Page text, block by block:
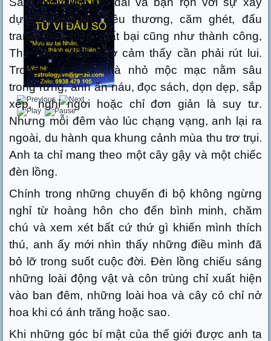
dựng, sáng tạo, yêu thương, căm ghét, đấu
tranh, thỏa hiệp, thất bại cũng như thành công,
The Fool – Gã Khờ cảm thấy cần phải rút lui.
Trong một ngôi nhà nhỏ mộc mạc nằm sâu
trong rừng, anh ẩn náu, đọc sách, dọn dẹp, sắp
xếp, nghỉ ngơi hoặc chỉ đơn giản là suy tư.
Nhưng mỗi đêm vào lúc chạng vạng, anh lại ra
ngoài, du hành qua khung cảnh mùa thu trơ trụi.
Anh ta chỉ mang theo một cây gậy và một chiếc
đèn lồng.
Chính trong những chuyến đi bộ không ngừng
nghỉ từ hoàng hôn cho đến bình minh, chăm
chú và xem xét bất cứ thứ gì khiến mình thích
thú, anh ấy mới nhìn thấy những điều mình đã
bỏ lỡ trong suốt cuộc đời. Đèn lồng chiếu sáng
những loài động vật và côn trùng chỉ xuất hiện
vào ban đêm, những loài hoa và cây cỏ chỉ nở
hoa khi có ánh trăng hoặc sao.
Khi những góc bí mật của thế giới được anh ta